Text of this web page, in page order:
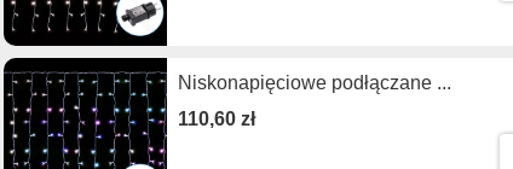
Niskonapięciowe podłączane ...
110,60 zł